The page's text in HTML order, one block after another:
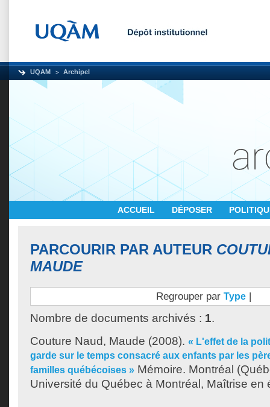
UQAM Archipel
ACCUEIL DÉPOSER
PARCOURIR PAR AUTEUR
MAUDE
Regrouper par Type |
Nombre de documents archivés : 1.
Couture Naud, Maude (2008). « L'effet de la
garde sur le temps consacré aux enfants par les
familles québécoises » Mémoire. Montréal
Université du Québec à Montréal, Maîtrise en